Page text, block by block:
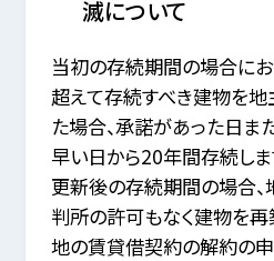
滅について
当初の存続期間の場合に
超えて存続すべき建物を
た場合、承諾があった日ま
早い日から20年間存続しま
更新後の存続期間の場合、
判所の許可もなく建物を再
地の賃貸借契約の解約の申